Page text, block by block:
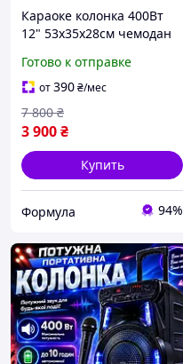
Караоке колонка 400Вт
12" 53х35х28см чемодан
с LED подсветкой Мощная
Bluetooth колонка с
микрофоном
Готово к отправке
от390₴/мес
3 900₴
7 800 ₴
Купить
Формула 94%